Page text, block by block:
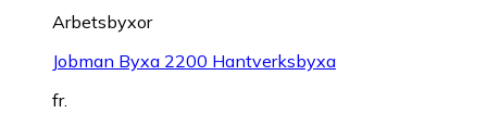
Arbetsbyxor
Jobman Byxa 2200 Hantverksbyxa
fr.